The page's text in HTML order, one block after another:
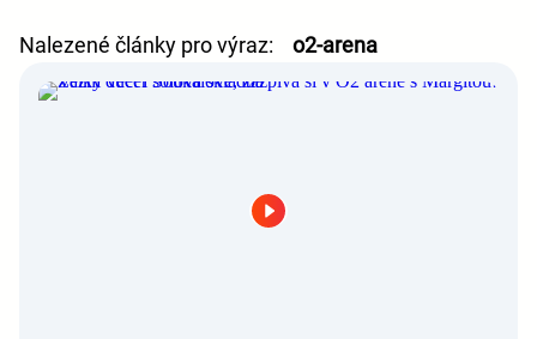
Nalezené články pro výraz: o2-arena